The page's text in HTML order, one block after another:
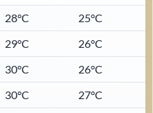
28°C
25°C
29°C
26°C
30°C
26°C
30°C
27°C